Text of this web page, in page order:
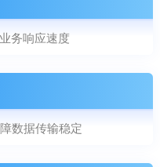
务响应速度
数据传输稳定